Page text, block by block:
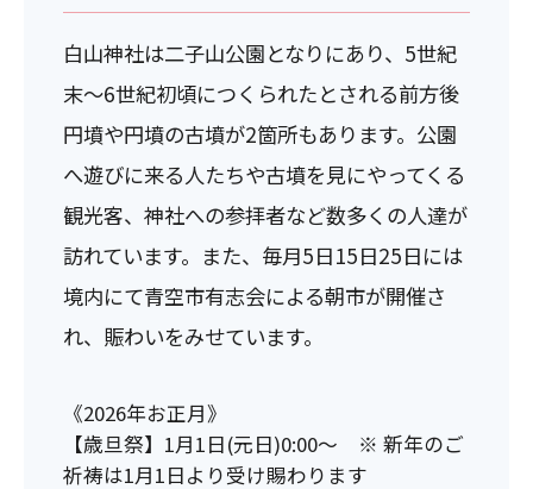
白山神社は二子山公園となりにあり、5世紀
末～6世紀初頃につくられたとされる前方後
円墳や円墳の古墳が2箇所もあります。公園
へ遊びに来る人たちや古墳を見にやってくる
観光客、神社への参拝者など数多くの人達が
訪れています。また、毎月5日15日25日には
境内にて青空市有志会による朝市が開催さ
れ、賑わいをみせています。
《2026年お正月》
【歳旦祭】1月1日(元日)0:00～ ※ 新年のご
祈祷は1月1日より受け賜わります